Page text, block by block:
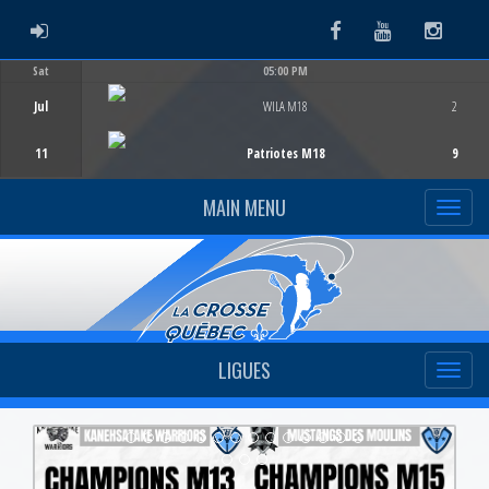
ADMIN LOGIN FacebookYoutube
Sat
Jul
11
05:00 PM
WILA M18
Patriotes M18
2
9
MAIN MENU
LIGUES
Previous Next